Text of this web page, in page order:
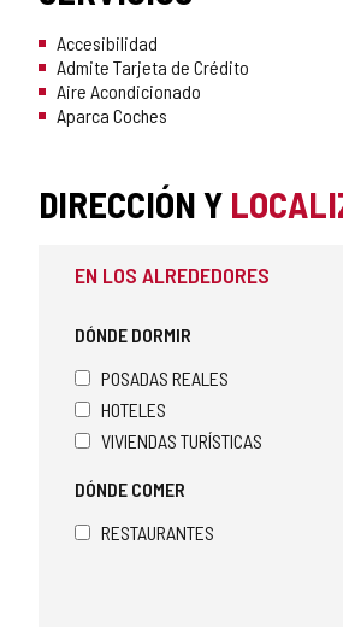
Accesibilidad
Admite Tarjeta de Crédito
Aire Acondicionado
Aparca Coches
DIRECCIÓN Y
EN LOS ALREDEDORES
DÓNDE DORMIR
POSADAS REALES
HOTELES
VIVIENDAS TURÍSTICAS
DÓNDE COMER
RESTAURANTES